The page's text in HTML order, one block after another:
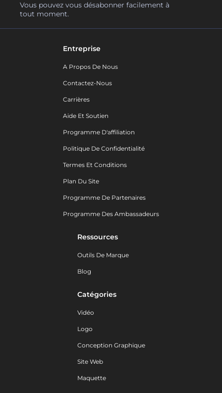
Vous pouvez vous désabonner facilement à
tout moment.
Entreprise
A Propos De Nous
Contactez-Nous
Carrières
Aide Et Soutien
Programme D'affiliation
Politique De Confidentialité
Termes Et Conditions
Plan Du Site
Programme De Partenaires
Programme Des Ambassadeurs
Ressources
Outils De Marque
Blog
Catégories
Vidéo
Logo
Conception Graphique
Site Web
Maquette